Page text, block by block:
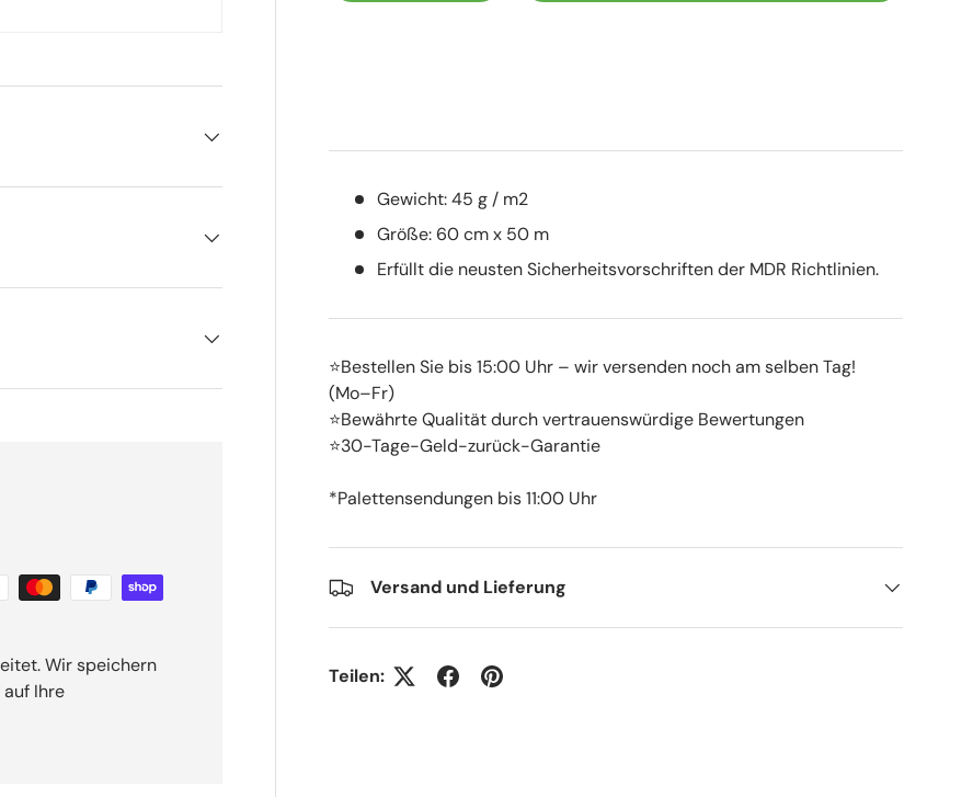
Gewicht: 45 g / m2
Größe: 60 cm x 50 m
Erfüllt die neusten Sicherheitsvorschriften der MDR Richtlinien.
⭐Bestellen Sie bis 15:00 Uhr – wir versenden noch am selben Tag!
(Mo–Fr)
⭐Bewährte Qualität durch vertrauenswürdige Bewertungen
⭐30-Tage-Geld-zurück-Garantie
*Palettensendungen bis 11:00 Uhr
Versand und Lieferung
Teilen:
Wir speichern
Ihre